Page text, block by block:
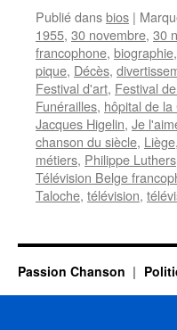
Publié dansbios |
1955, 30 novembre, 30
francophone, biographie,
pique, Décès,
Festival d'art, Festival
Funérailles, hôpital de la
Jacques Higelin, Je
chanson du siècle, Liège,
métiers, Philippe Luthers
Télévision Belge
Taloche, télévision,
Passion Chanson